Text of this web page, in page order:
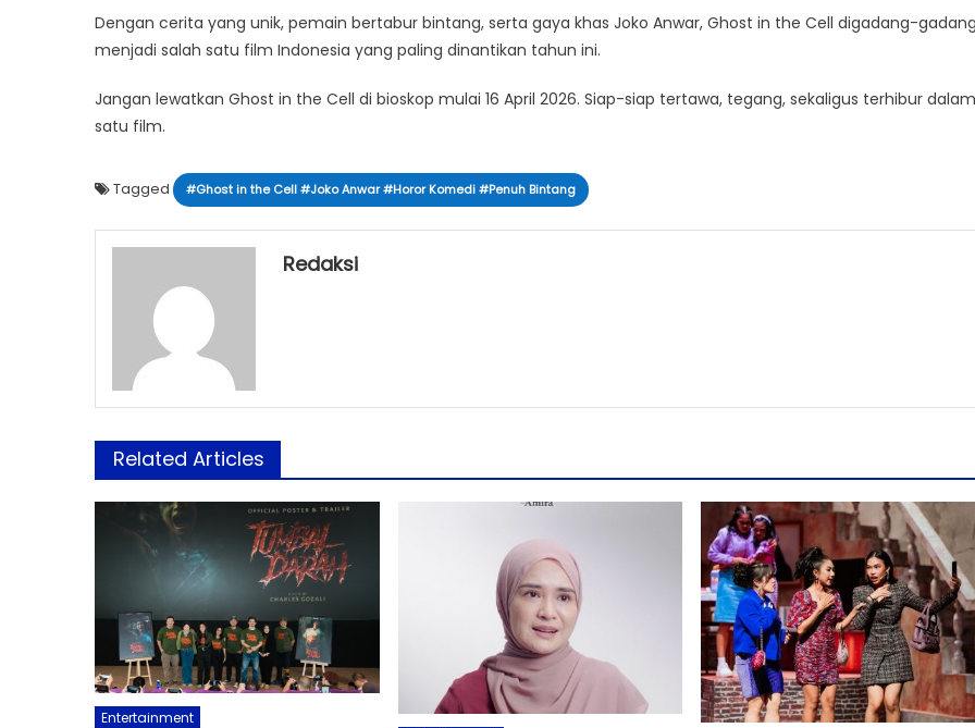
Dengan cerita yang unik, pemain bertabur bintang, serta gaya khas Joko Anwar, Ghost in the Cell digadang-
menjadi salah satu film Indonesia yang paling dinantikan tahun ini.
Jangan lewatkan Ghost in the Cell di bioskop mulai 16 April 2026. Siap-siap tertawa, tegang, sekaligus terhibur dalam
satu film.
Tagged #Ghost in the Cell #Joko Anwar #Horor Komedi #Penuh Bintang
Redaksi
Related Articles
Entertainment